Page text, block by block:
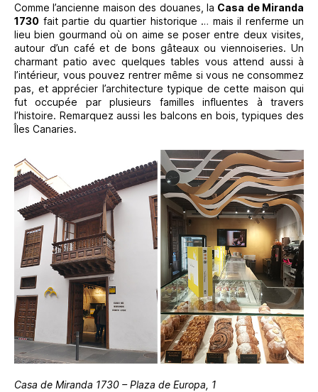
Comme l’ancienne maison des douanes, la Casa de Miranda
1730 fait partie du quartier historique … mais il renferme un
lieu bien gourmand où on aime se poser entre deux visites,
autour d’un café et de bons gâteaux ou viennoiseries. Un
charmant patio avec quelques tables vous attend aussi à
l’intérieur, vous pouvez rentrer même si vous ne consommez
pas, et apprécier l’architecture typique de cette maison qui
fut occupée par plusieurs familles influentes à travers
l’histoire. Remarquez aussi les balcons en bois, typiques des
Îles Canaries.
Casa de Miranda 1730 – Plaza de Europa, 1